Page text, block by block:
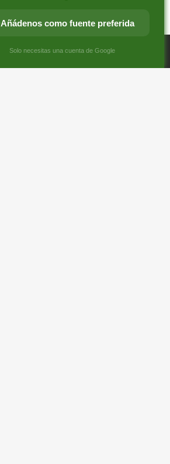
FACEBOOK
X
E-
MAIL
Añádenos como fuente preferida
Solo necesitas una cuenta de Google